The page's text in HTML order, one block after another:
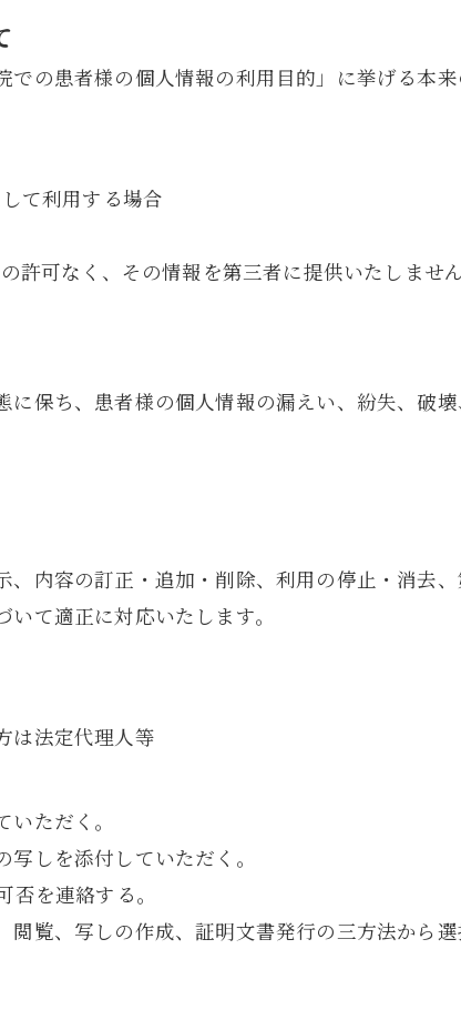
の患者様の個人情報の利用目的」に挙げる本
て利用する場合
許可なく、その情報を第三者に提供いたしません
保ち、患者様の個人情報の漏えい、紛失、破
内容の訂正・追加・削除、利用の停止・消去
て適正に対応いたします。
は法定代理人等
ただく。
しを添付していただく。
を連絡する。
覧、写しの作成、証明文書発行の三方法から選